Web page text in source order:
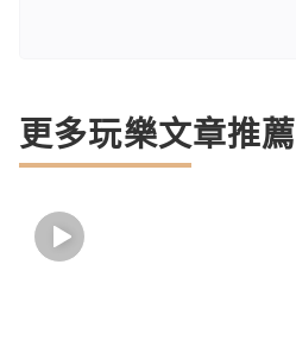
更多玩樂文章推薦